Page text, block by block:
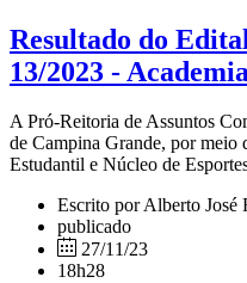
Resultado do
13/2023 -
A Pró-Reitoria de Assuntos
de Campina Grande, por meio
Estudantil e Núcleo de
Escrito por Alberto José
publicado
27/11/23
18h28